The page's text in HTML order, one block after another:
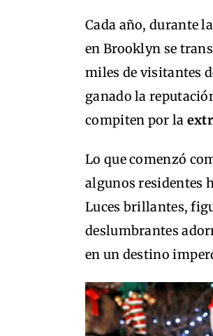
Cada año, durante
en Brooklyn se
miles de visitantes
ganado la
compiten por la
Lo que comenzó
algunos residentes
Luces brillantes,
deslumbrantes
en un destino